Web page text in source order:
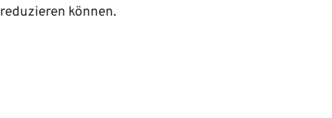
reduzieren können.